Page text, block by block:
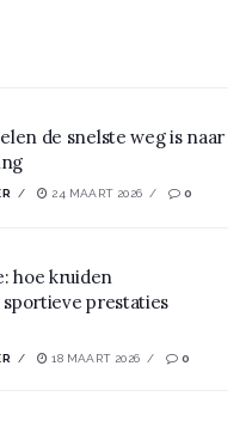
de snelste weg is naar
24 MAART 2026 0
hoe kruiden
prestaties
18 MAART 2026 0